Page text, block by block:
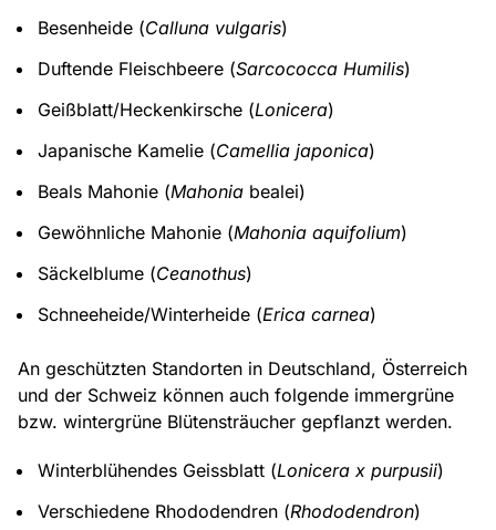
Besenheide (Calluna vulgaris)
Duftende Fleischbeere (Sarcococca Humilis)
Geißblatt/Heckenkirsche (Lonicera)
Japanische Kamelie (Camellia japonica)
Beals Mahonie (Mahonia bealei)
Gewöhnliche Mahonie (Mahonia aquifolium)
Säckelblume (Ceanothus)
Schneeheide/Winterheide (Erica carnea)
An geschützten Standorten in Deutschland, Österreich
und der Schweiz können auch folgende immergrüne
bzw. wintergrüne Blütensträucher gepflanzt werden.
Winterblühendes Geissblatt (Lonicera x purpusii)
Verschiedene Rhododendren (Rhododendron)